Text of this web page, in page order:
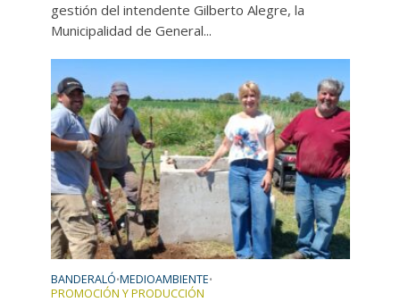
gestión del intendente Gilberto Alegre, la
Municipalidad de General...
BANDERALÓ•MEDIOAMBIENTE•
PROMOCIÓN Y PRODUCCIÓN